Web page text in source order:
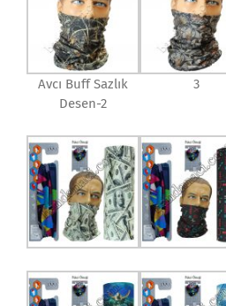
Avcı Buff Sazlık
Desen-2
3